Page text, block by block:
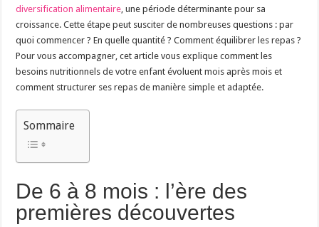
diversification alimentaire, une période déterminante pour sa
croissance. Cette étape peut susciter de nombreuses questions : par
quoi commencer ? En quelle quantité ? Comment équilibrer les repas ?
Pour vous accompagner, cet article vous explique comment les
besoins nutritionnels de votre enfant évoluent mois après mois et
comment structurer ses repas de manière simple et adaptée.
Sommaire
De 6 à 8 mois : l’ère des
premières découvertes